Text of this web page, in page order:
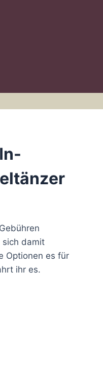
sich damit
Optionen es für
ihr es.